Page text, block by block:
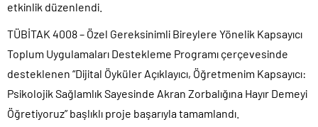
etkinlik düzenlendi.
TÜBİTAK 4008 – Özel Gereksinimli Bireylere Yönelik Kapsayıcı
Toplum Uygulamaları Destekleme Programı çerçevesinde
desteklenen “Dijital Öyküler Açıklayıcı, Öğretmenim Kapsayıcı:
Psikolojik Sağlamlık Sayesinde Akran Zorbalığına Hayır Demeyi
Öğretiyoruz” başlıklı proje başarıyla tamamlandı.